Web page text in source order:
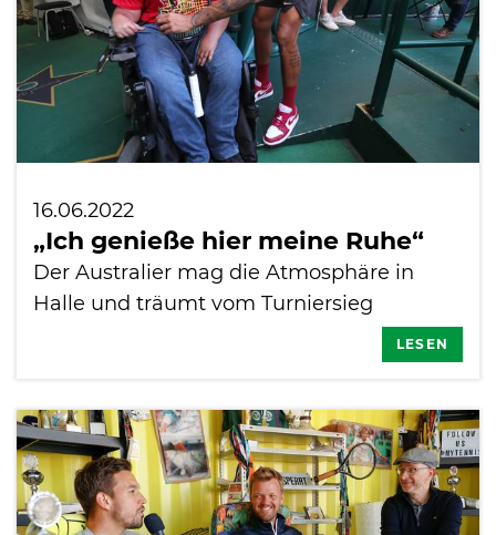
16.06.2022
„Ich genieße hier meine Ruhe“
Der Australier mag die Atmosphäre in
Halle und träumt vom Turniersieg
LESEN